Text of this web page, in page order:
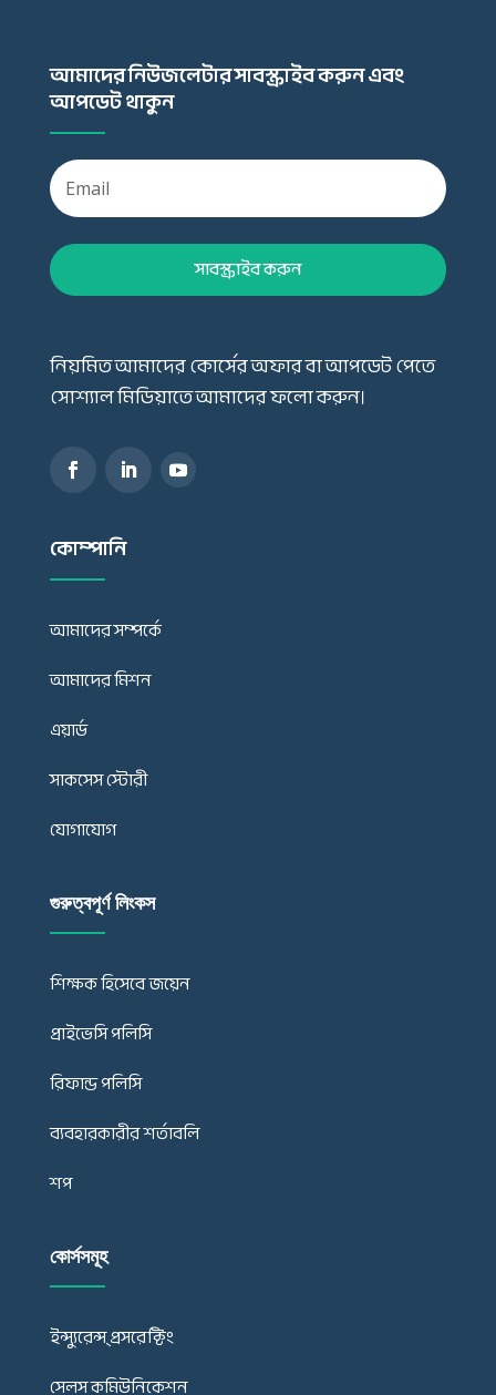
আমাদের নিউজলেটার সাবস্ক্রাইব করুন এবং
আপডেট থাকুন
সাবস্ক্রাইব করুন
নিয়মিত আমাদের কোর্সের অফার বা আপডেট পেতে
সোশ্যাল মিডিয়াতে আমাদের ফলো করুন।
কোম্পানি
আমাদের সম্পর্কে
আমাদের মিশন
এয়ার্ড
সাকসেস স্টোরী
যোগাযোগ
গুরুত্বপূর্ণ লিংকস
শিক্ষক হিসেবে জয়েন
প্রাইভেসি পলিসি
রিফান্ড পলিসি
ব্যবহারকারীর শর্তাবলি
শপ
কোর্সসমূহ
ইন্স্যুরেন্স্ প্রসরেক্টিং
সেলস কমিউনিকেশন